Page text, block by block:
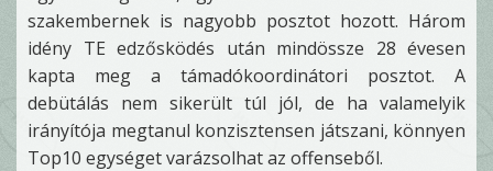
szakembernek is nagyobb posztot hozott. Három
idény TE edzősködés után mindössze 28 évesen
kapta meg a támadókoordinátori posztot. A
debütálás nem sikerült túl jól, de ha valamelyik
irányítója megtanul konzisztensen játszani, könnyen
Top10 egységet varázsolhat az offenseből.